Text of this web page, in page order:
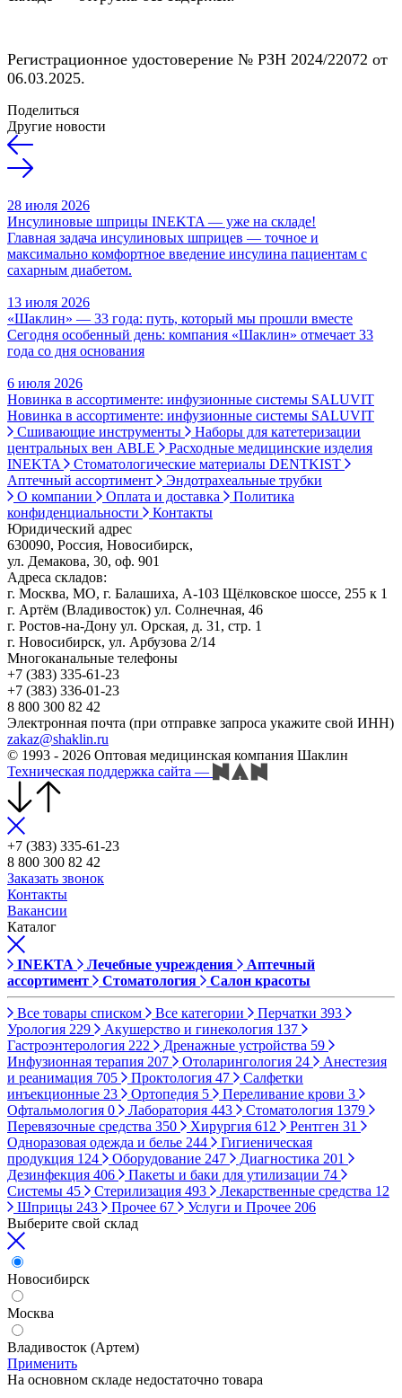
Регистрационное удостоверение № РЗН 2024/22072 от
06.03.2025.
Поделиться
Другие новости
28 июля 2026
Инсулиновые шприцы INEKTA — уже на складе!
Главная задача инсулиновых шприцев — точное и
максимально комфортное введение инсулина пациентам с
сахарным диабетом.
13 июля 2026
«Шаклин» — 33 года: путь, который мы прошли вместе
Сегодня особенный день: компания «Шаклин» отмечает 33
года со дня основания
6 июля 2026
Новинка в ассортименте: инфузионные системы SALUVIT
Новинка в ассортименте: инфузионные системы SALUVIT
Сшивающие инструменты
Наборы для катетеризации
центральных вен ABLE
Расходные медицинские изделия
INEKTA
Стоматологические материалы DENTKIST
Аптечный ассортимент
Эндотрахеальные трубки
О компании
Оплата и доставка
Политика
конфиденциальности
Контакты
Юридический адрес
630090, Россия, Новосибирск,
ул. Демакова, 30, оф. 901
Адреса складов:
г. Москва, МО, г. Балашиха, А-103 Щёлковское шоссе, 255 к 1
г. Артём (Владивосток) ул. Солнечная, 46
г. Ростов-на-Дону ул. Орская, д. 31, стр. 1
г. Новосибирск, ул. Арбузова 2/14
Многоканальные телефоны
+7 (383) 335-61-23
+7 (383) 336-01-23
8 800 300 82 42
Электронная почта (при отправке запроса укажите свой ИНН)
zakaz@shaklin.ru
© 1993 - 2026 Оптовая медицинская компания Шаклин
Техническая поддержка сайта —
+7 (383) 335-61-23
8 800 300 82 42
Заказать звонок
Контакты
Вакансии
Каталог
INEKTA Лечебные учреждения
Аптечный
ассортимент
Стоматология Салон красоты
Все товары списком Все категории Перчатки 393
Урология 229 Акушерство и гинекология 137
Гастроэнтерология 222 Дренажные устройства 59
Инфузионная терапия 207 Отоларингология 24
Анестезия
и реанимация 705 Проктология 47
Салфетки
инъекционные 23 Ортопедия 5 Переливание крови 3
Офтальмология 0 Лаборатория 443 Стоматология 1379
Перевязочные средства 350 Хирургия 612 Рентген 31
Одноразовая одежда и белье 244
Гигиеническая
продукция 124 Оборудование 247 Диагностика 201
Дезинфекция 406 Пакеты и баки для утилизации 74
Системы 45 Стерилизация 493 Лекарственные средства 12
Шприцы 243 Прочее 67 Услуги и Прочее 206
Выберите свой склад
Новосибирск
Москва
Владивосток (Артем)
Применить
На основном складе недостаточно товара